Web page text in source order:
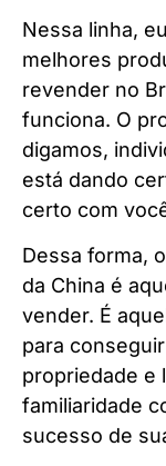
Nessa linha,
melhores
revender no
funciona. O
digamos,
está dando
certo com
Dessa forma,
da China é
vender. É
para
propriedade e
familiaridade
sucesso de